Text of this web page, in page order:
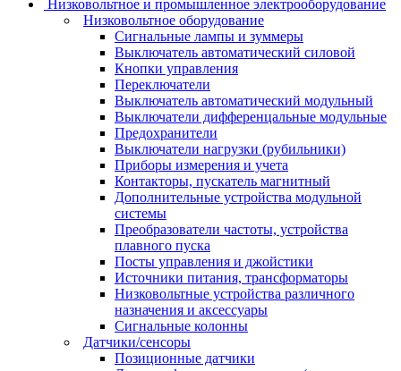
Низковольтное и промышленное электрооборудование
Низковольтное оборудование
Сигнальные лампы и зуммеры
Выключатель автоматический силовой
Кнопки управления
Переключатели
Выключатель автоматический модульный
Выключатели дифференцальные модульные
Предохранители
Выключатели нагрузки (рубильники)
Приборы измерения и учета
Контакторы, пускатель магнитный
Дополнительные устройства модульной
системы
Преобразователи частоты, устройства
плавного пуска
Посты управления и джойстики
Источники питания, трансформаторы
Низковольтные устройства различного
назначения и аксессуары
Сигнальные колонны
Датчики/сенсоры
Позиционные датчики